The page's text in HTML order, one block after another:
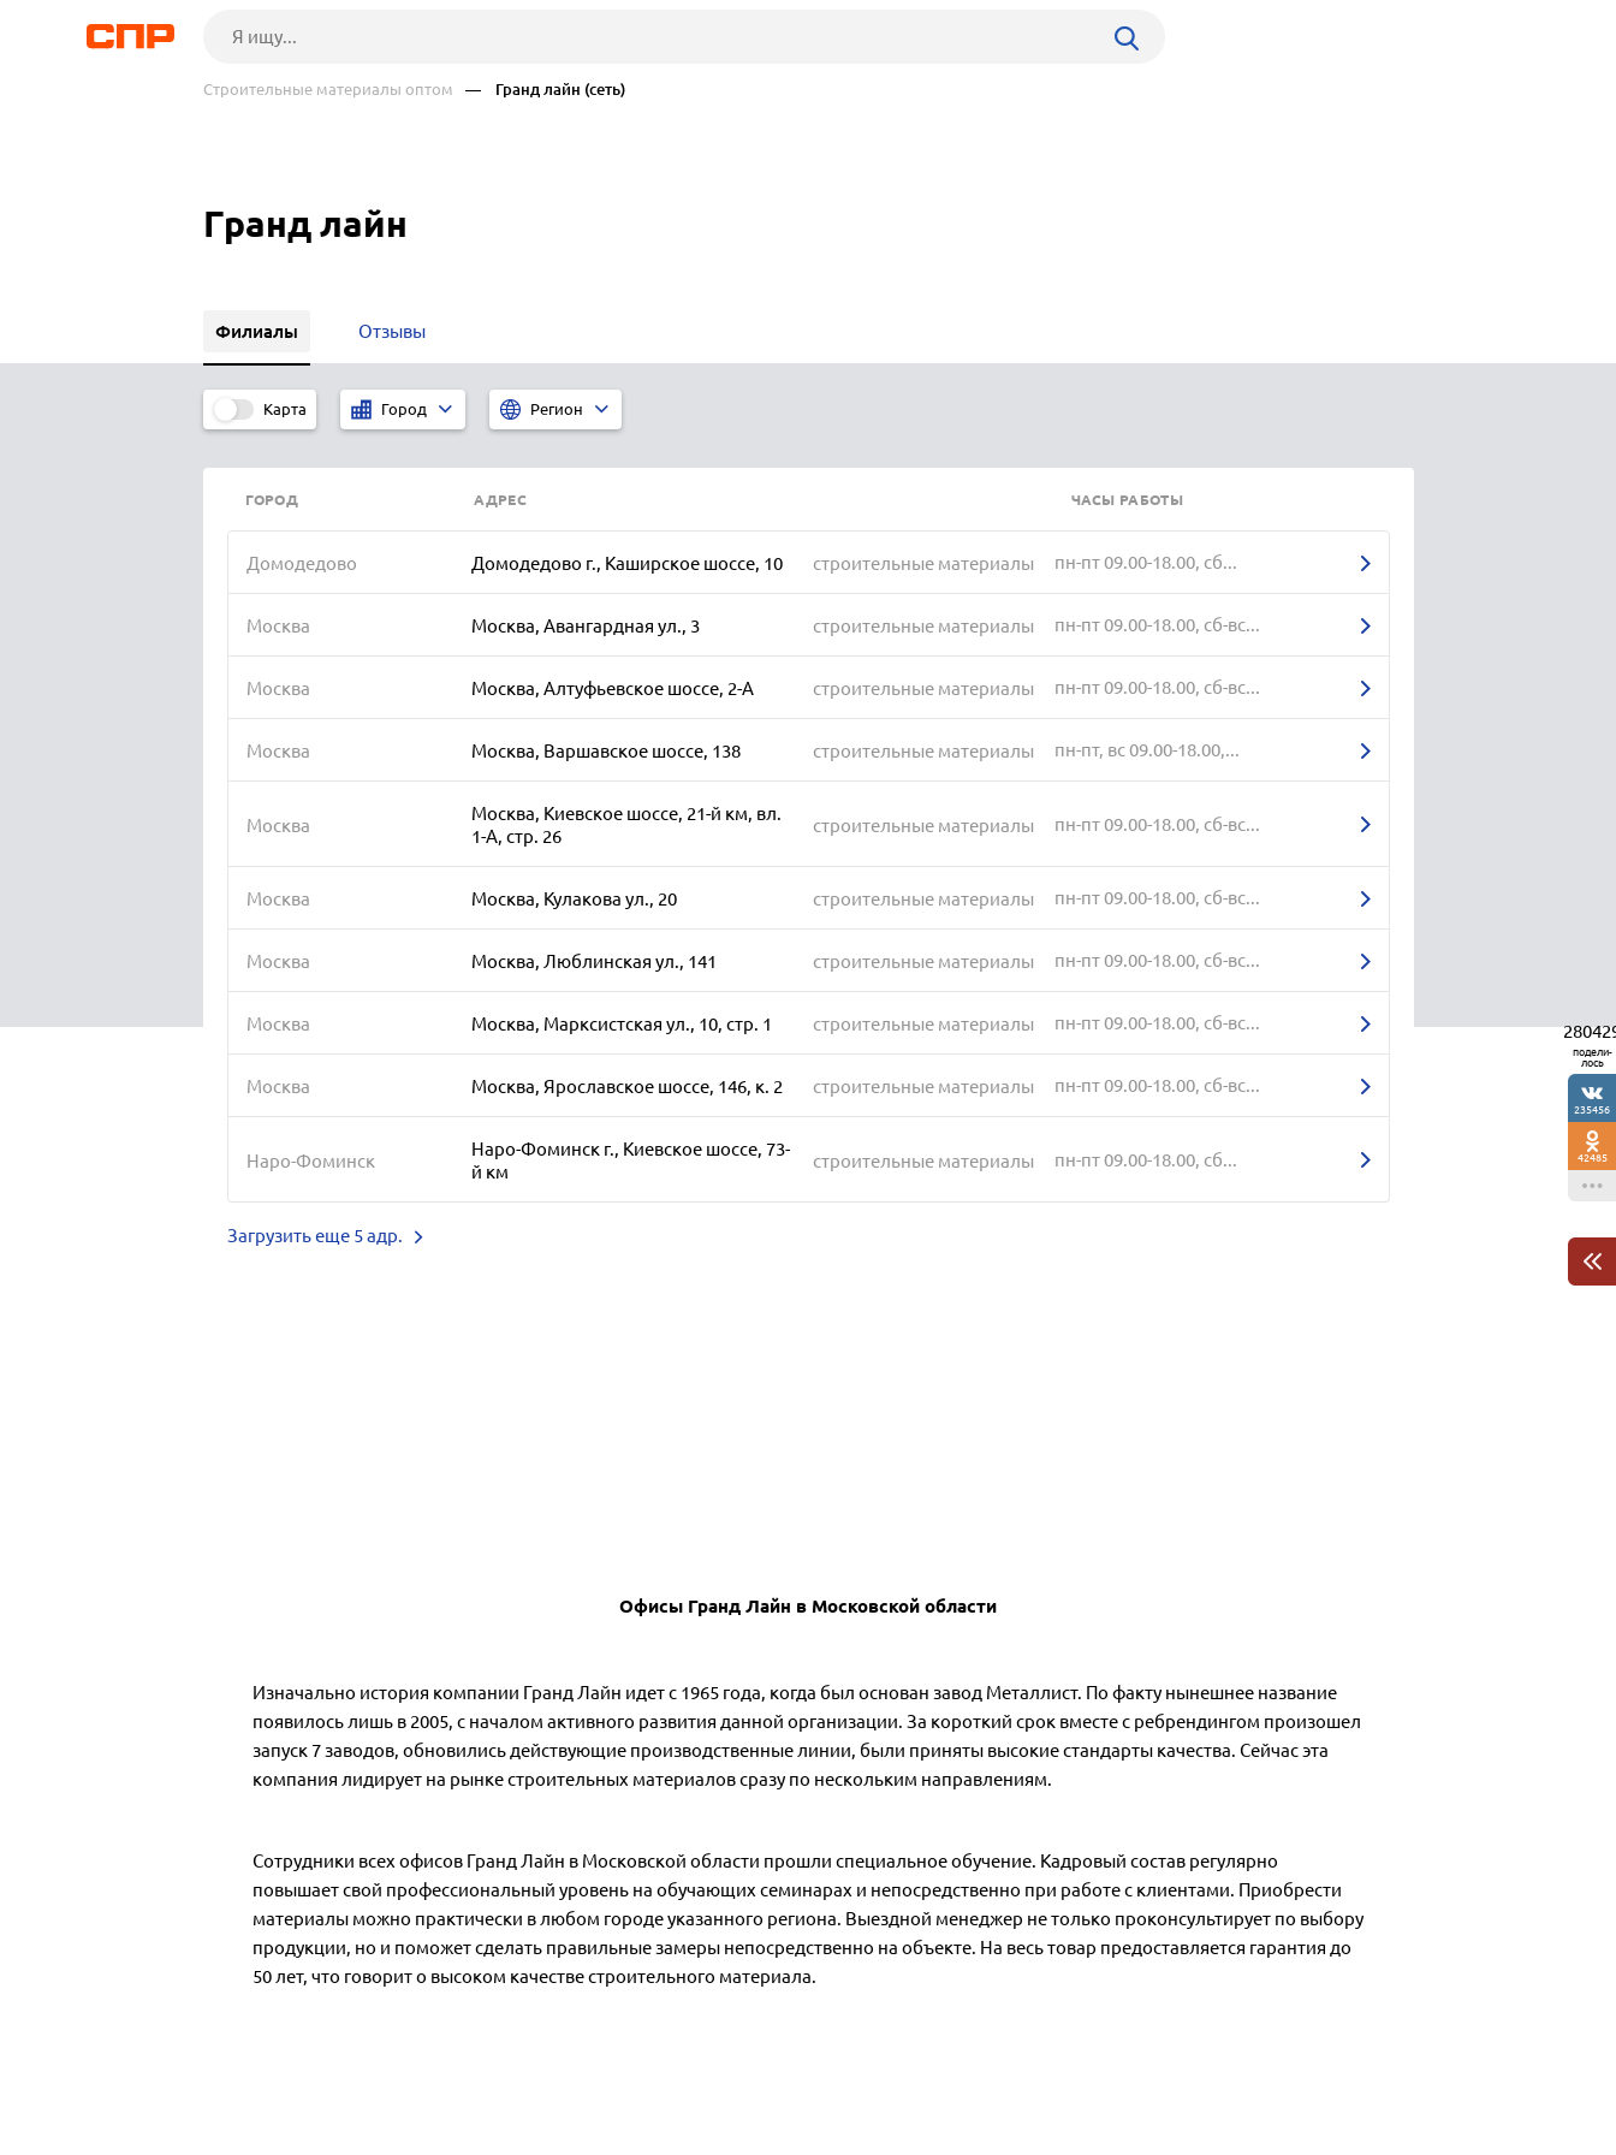
Строительные материалы оптом — Гранд лайн (сеть)
Гранд лайн
Филиалы Отзывы
Карта Город Регион
ГОРОД АДРЕС ЧАСЫ РАБОТЫ
Домодедово Домодедово г., Каширское шоссе, 10 строительные материалы пн-пт 09.00-18.00, сб...
Москва Москва, Авангардная ул., 3 строительные материалы пн-пт 09.00-18.00, сб-вс...
Москва Москва, Алтуфьевское шоссе, 2-А строительные материалы пн-пт 09.00-18.00, сб-вс...
Москва Москва, Варшавское шоссе, 138 строительные материалы пн-пт, вс 09.00-18.00,...
Москва
Москва, Киевское шоссе, 21-й км, вл.
1-А, стр. 26
строительные материалы пн-пт 09.00-18.00, сб-вс...
Москва Москва, Кулакова ул., 20 строительные материалы пн-пт 09.00-18.00, сб-вс...
Москва Москва, Люблинская ул., 141 строительные материалы пн-пт 09.00-18.00, сб-вс...
Москва Москва, Марксистская ул., 10, стр. 1 строительные материалы пн-пт 09.00-18.00, сб-вс...
Москва Москва, Ярославское шоссе, 146, к. 2 строительные материалы пн-пт 09.00-18.00, сб-вс...
Наро-Фоминск
Наро-Фоминск г., Киевское шоссе, 73-
й км
строительные материалы пн-пт 09.00-18.00, сб...
Загрузить еще 5 адр.
Офисы Гранд Лайн в Московской области
Изначально история компании Гранд Лайн идет с 1965 года, когда был основан завод Металлист. По факту нынешнее название
появилось лишь в 2005, с началом активного развития данной организации. За короткий срок вместе с ребрендингом произошел
запуск 7 заводов, обновились действующие производственные линии, были приняты высокие стандарты качества. Сейчас эта
компания лидирует на рынке строительных материалов сразу по нескольким направлениям.
Сотрудники всех офисов Гранд Лайн в Московской области прошли специальное обучение. Кадровый состав регулярно
повышает свой профессиональный уровень на обучающих семинарах и непосредственно при работе с клиентами. Приобрести
материалы можно практически в любом городе указанного региона. Выездной менеджер не только проконсультирует по выбору
продукции, но и поможет сделать правильные замеры непосредственно на объекте. На весь товар предоставляется гарантия до
50 лет, что говорит о высоком качестве строительного материала.
подели-
лось
235456
42485